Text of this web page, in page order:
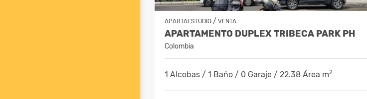
APARTAESTUDIO / VENTA
APARTAMENTO DUPLEX TRIBECA PARK PH
Colombia
1 Alcobas / 1 Baño / 0 Garaje / 22.38 Área m2